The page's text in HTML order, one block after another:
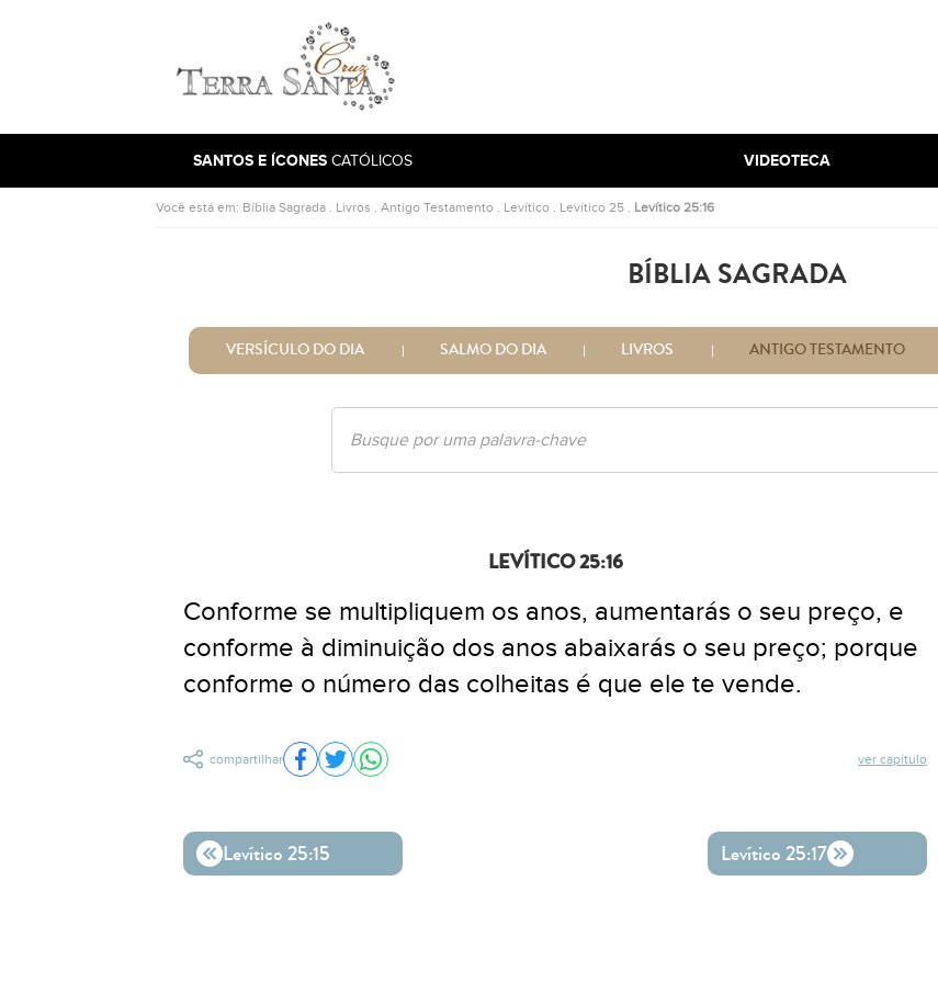
Ir para a página inicial
SANTOS E ÍCONES CATÓLICOS VIDEOTECA
Você está em: Bíblia Sagrada . Livros . Antigo Testamento . Levítico . Levítico 25 . Levítico 25:16
BÍBLIA SAGRADA
VERSÍCULO DO DIA SALMO DO DIA LIVROS ANTIGO TESTAMENTO
LEVÍTICO 25:16
Conforme se multipliquem os anos, aumentarás o seu preço, e
conforme à diminuição dos anos abaixarás o seu preço; porque
conforme o número das colheitas é que ele te vende.
ver capítulo
compartilhar Compartilhar no Facebook
Compartilhar no Twitter
Compartilhar no WhatsApp
Levítico 25:15 Levítico 25:17